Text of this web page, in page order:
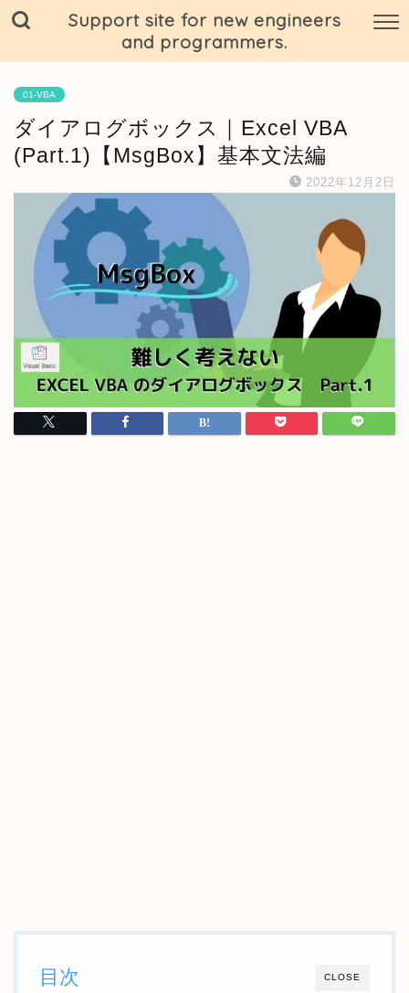
Support site for new engineers
and programmers.
01-VBA
ダイアログボックス｜Excel VBA
(Part.1)【MsgBox】基本文法編
2022年12月2日
CLOSE
目次